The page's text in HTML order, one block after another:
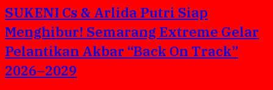
SUKENI Cs & Arlida Putri Siap
Menghibur! Semarang Extreme Gelar
Pelantikan Akbar “Back On Track”
2026–2029